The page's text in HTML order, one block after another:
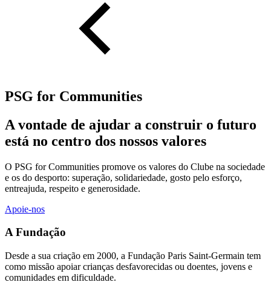
PSG for Communities
A vontade de ajudar a construir o futuro
está no centro dos nossos valores
O PSG for Communities promove os valores do Clube na sociedade
e os do desporto: superação, solidariedade, gosto pelo esforço,
entreajuda, respeito e generosidade.
Apoie-nos
A Fundação
Desde a sua criação em 2000, a Fundação Paris Saint-Germain tem
como missão apoiar crianças desfavorecidas ou doentes, jovens e
comunidades em dificuldade.